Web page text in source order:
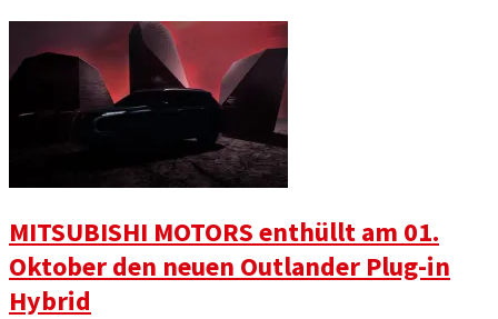
MITSUBISHI MOTORS enthüllt am 01.
Oktober den neuen Outlander Plug-in
Hybrid